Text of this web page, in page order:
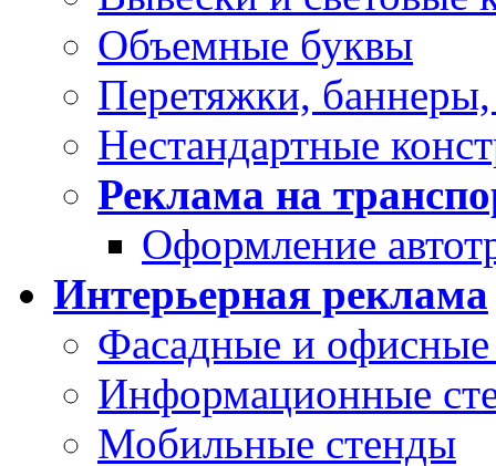
Объемные буквы
Перетяжки,
Нестандартные
Реклама на
Оформление
Интерьерная реклама
Фасадные и офисные
Информационные
Мобильные стенды